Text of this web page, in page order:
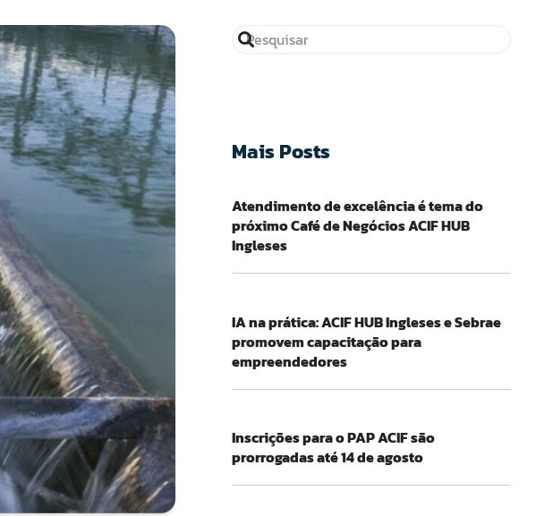
Mais Posts
Atendimento de excelência é tema do
próximo Café de Negócios ACIF HUB
Ingleses
IA na prática: ACIF HUB Ingleses e Sebrae
promovem capacitação para
empreendedores
Inscrições para o PAP ACIF são
prorrogadas até 14 de agosto